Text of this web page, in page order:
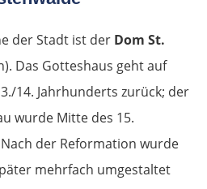
der Stadt ist der Dom St.
Das Gotteshaus geht auf
14. Jahrhunderts zurück; der
wurde Mitte des 15.
der Reformation wurde
mehrfach umgestaltet